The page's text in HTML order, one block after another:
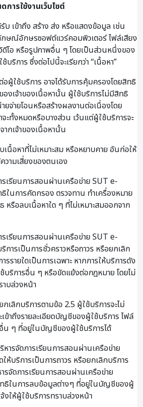
การใช้งานเว็บไซต์
บ เข้าถึง สร้าง ส่ง หรือแสดงข้อมูล เช่น
ษณ์อักษรซอฟต์แวร์คอมพิวเตอร์ ไฟล์เสียง
ดีโอ หรือรูปภาพอื่น ๆ โดยเป็นส่วนหนึ่งของ
บริการ ซึ่งต่อไปนี้จะเรียกว่า “เนื้อหา”
ผู้ใช้บริการ อาจได้รับการคุ้มครองโดยสิทธิ
เจ้าของเนื้อหานั้น ผู้ใช้บริการไม่มีสิทธิ
ยจ่ายโอนหรือสร้างผลงานต่อเนื่องโดย
จะทั้งหมดหรือบางส่วน เว้นแต่ผู้ใช้บริการจะ
กเจ้าของเนื้อหานั้น
นื้อหาที่ไม่เหมาะสม หรือหยาบคาย อันก่อให้
วามเสี่ยงของตนเอง
เรียนการสอนผ่านเครือข่าย SUT e-
ในการคัดกรอง ตรวจทาน ทำเครื่องหมาย
หรือลบเนื้อหาใด ๆ ที่ไม่เหมาะสมออกจาก
เรียนการสอนผ่านเครือข่าย SUT e-
ารเป็นการชั่วคราวหรือถาวร หรือยกเลิก
รายใดเป็นการเฉพาะ หากการให้บริการดัง
บริการอื่น ๆ หรือขัดแย้งต่อกฎหมาย โดยไม่
บล่วงหน้า
เลิกบริการตามข้อ 2.5 ผู้ใช้บริการจะไม่
เข้าถึงรายละเอียดบัญชีของผู้ใช้บริการ ไฟล์
อื่น ๆ ที่อยู่ในบัญชีของผู้ใช้บริการได้
รจัดการเรียนการสอนผ่านเครือข่าย
บริการเป็นการถาวร หรือยกเลิกบริการ
รจัดการเรียนการสอนผ่านเครือข่าย
ธิในการลบข้อมูลต่างๆ ที่อยู่ในบัญชีของผู้
งให้ผู้ใช้บริการทราบล่วงหน้า